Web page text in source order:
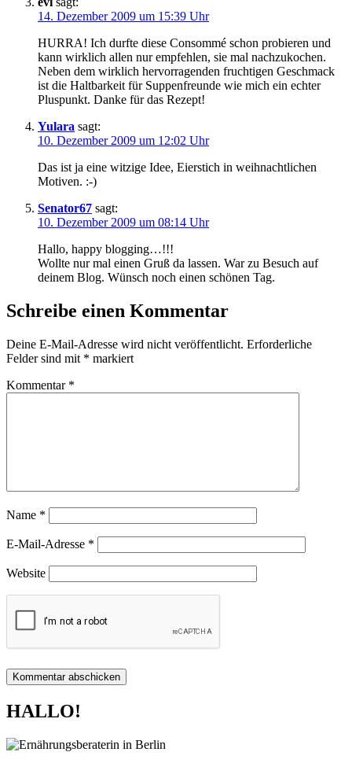
14. Dezember 2009 um 15:39 Uhr
HURRA! Ich durfte diese Consommé schon probieren und
kann wirklich allen nur empfehlen, sie mal nachzukochen.
Neben dem wirklich hervorragenden fruchtigen Geschmack
ist die Haltbarkeit für Suppenfreunde wie mich ein echter
Pluspunkt. Danke für das Rezept!
Yulara sagt:
10. Dezember 2009 um 12:02 Uhr
Das ist ja eine witzige Idee, Eierstich in weihnachtlichen
Motiven. :-)
Senator67 sagt:
10. Dezember 2009 um 08:14 Uhr
Hallo, happy blogging…!!!
Wollte nur mal einen Gruß da lassen. War zu Besuch auf
deinem Blog. Wünsch noch einen schönen Tag.
Schreibe einen Kommentar
Deine E-Mail-Adresse wird nicht veröffentlicht. Erforderliche
Felder sind mit * markiert
Kommentar *
Name *
E-Mail-Adresse *
Website
HALLO!